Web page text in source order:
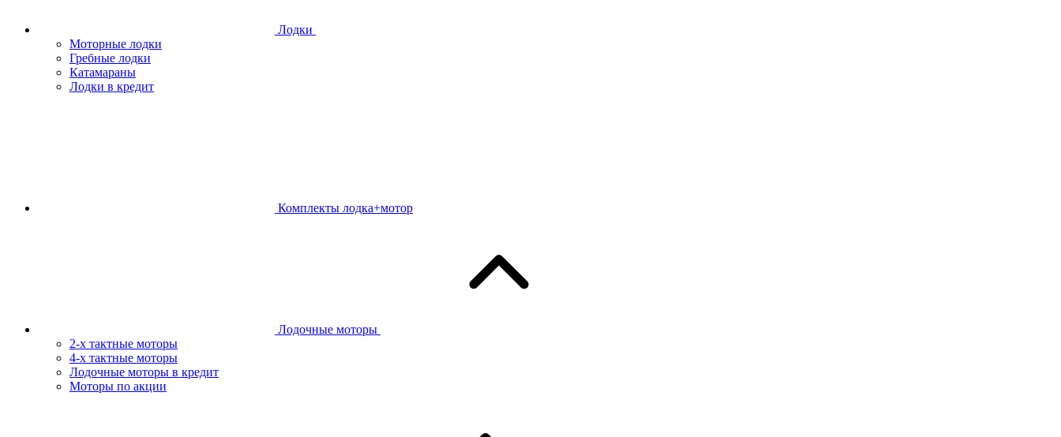
Лодки
Моторные лодки
Гребные лодки
Катамараны
Лодки в кредит
Комплекты лодка+мотор
Лодочные моторы
2-х тактные моторы
4-х тактные моторы
Лодочные моторы в кредит
Моторы по акции